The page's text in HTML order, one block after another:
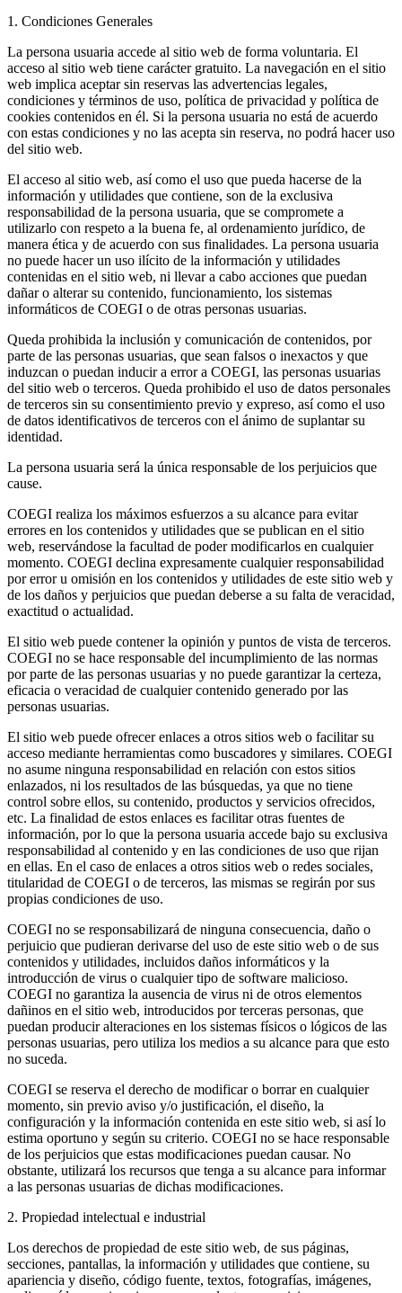
1. Condiciones Generales
La persona usuaria accede al sitio web de forma voluntaria. El
acceso al sitio web tiene carácter gratuito. La navegación en el sitio
web implica aceptar sin reservas las advertencias legales,
condiciones y términos de uso, política de privacidad y política de
cookies contenidos en él. Si la persona usuaria no está de acuerdo
con estas condiciones y no las acepta sin reserva, no podrá hacer uso
del sitio web.
El acceso al sitio web, así como el uso que pueda hacerse de la
información y utilidades que contiene, son de la exclusiva
responsabilidad de la persona usuaria, que se compromete a
utilizarlo con respeto a la buena fe, al ordenamiento jurídico, de
manera ética y de acuerdo con sus finalidades. La persona usuaria
no puede hacer un uso ilícito de la información y utilidades
contenidas en el sitio web, ni llevar a cabo acciones que puedan
dañar o alterar su contenido, funcionamiento, los sistemas
informáticos de COEGI o de otras personas usuarias.
Queda prohibida la inclusión y comunicación de contenidos, por
parte de las personas usuarias, que sean falsos o inexactos y que
induzcan o puedan inducir a error a COEGI, las personas usuarias
del sitio web o terceros. Queda prohibido el uso de datos personales
de terceros sin su consentimiento previo y expreso, así como el uso
de datos identificativos de terceros con el ánimo de suplantar su
identidad.
La persona usuaria será la única responsable de los perjuicios que
cause.
COEGI realiza los máximos esfuerzos a su alcance para evitar
errores en los contenidos y utilidades que se publican en el sitio
web, reservándose la facultad de poder modificarlos en cualquier
momento. COEGI declina expresamente cualquier responsabilidad
por error u omisión en los contenidos y utilidades de este sitio web y
de los daños y perjuicios que puedan deberse a su falta de veracidad,
exactitud o actualidad.
El sitio web puede contener la opinión y puntos de vista de terceros.
COEGI no se hace responsable del incumplimiento de las normas
por parte de las personas usuarias y no puede garantizar la certeza,
eficacia o veracidad de cualquier contenido generado por las
personas usuarias.
El sitio web puede ofrecer enlaces a otros sitios web o facilitar su
acceso mediante herramientas como buscadores y similares. COEGI
no asume ninguna responsabilidad en relación con estos sitios
enlazados, ni los resultados de las búsquedas, ya que no tiene
control sobre ellos, su contenido, productos y servicios ofrecidos,
etc. La finalidad de estos enlaces es facilitar otras fuentes de
información, por lo que la persona usuaria accede bajo su exclusiva
responsabilidad al contenido y en las condiciones de uso que rijan
en ellas. En el caso de enlaces a otros sitios web o redes sociales,
titularidad de COEGI o de terceros, las mismas se regirán por sus
propias condiciones de uso.
COEGI no se responsabilizará de ninguna consecuencia, daño o
perjuicio que pudieran derivarse del uso de este sitio web o de sus
contenidos y utilidades, incluidos daños informáticos y la
introducción de virus o cualquier tipo de software malicioso.
COEGI no garantiza la ausencia de virus ni de otros elementos
dañinos en el sitio web, introducidos por terceras personas, que
puedan producir alteraciones en los sistemas físicos o lógicos de las
personas usuarias, pero utiliza los medios a su alcance para que esto
no suceda.
COEGI se reserva el derecho de modificar o borrar en cualquier
momento, sin previo aviso y/o justificación, el diseño, la
configuración y la información contenida en este sitio web, si así lo
estima oportuno y según su criterio. COEGI no se hace responsable
de los perjuicios que estas modificaciones puedan causar. No
obstante, utilizará los recursos que tenga a su alcance para informar
a las personas usuarias de dichas modificaciones.
2. Propiedad intelectual e industrial
Los derechos de propiedad de este sitio web, de sus páginas,
secciones, pantallas, la información y utilidades que contiene, su
apariencia y diseño, código fuente, textos, fotografías, imágenes,